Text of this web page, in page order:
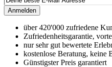
Anmelden
über 420'000 zufriedene
Zufriedenheitsgarantie,
nur sehr gut bewertete
kostenlose Beratung, keine
Günstigster Preis garantiert